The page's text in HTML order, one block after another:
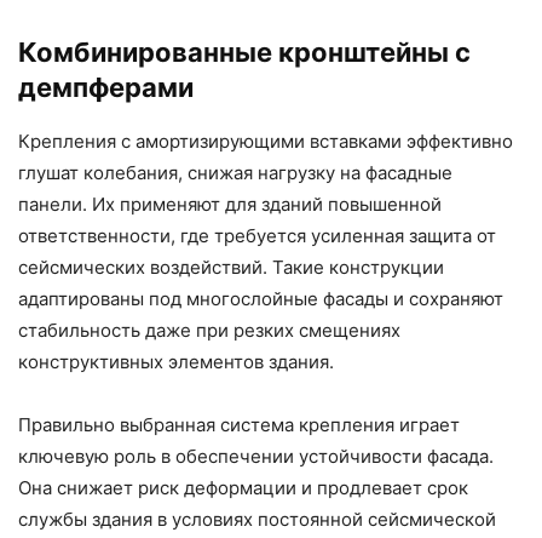
Комбинированные кронштейны с
демпферами
Крепления с амортизирующими вставками эффективно
глушат колебания, снижая нагрузку на фасадные
панели. Их применяют для зданий повышенной
ответственности, где требуется усиленная защита от
сейсмических воздействий. Такие конструкции
адаптированы под многослойные фасады и сохраняют
стабильность даже при резких смещениях
конструктивных элементов здания.
Правильно выбранная система крепления играет
ключевую роль в обеспечении устойчивости фасада.
Она снижает риск деформации и продлевает срок
службы здания в условиях постоянной сейсмической